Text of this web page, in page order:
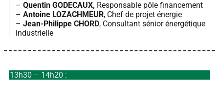
– Quentin GODECAUX, Responsable pôle financement
– Antoine LOZACHMEUR, Chef de projet énergie
– Jean-Philippe CHORD, Consultant sénior énergétique
industrielle
13h30 – 14h20 :